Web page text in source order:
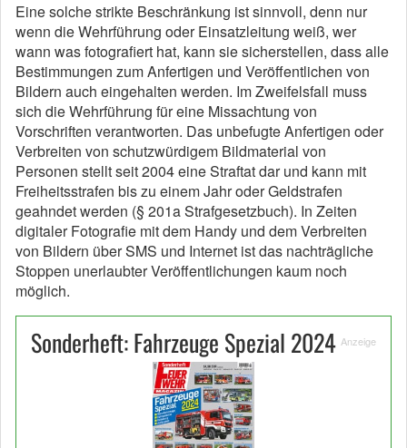
Eine solche strikte Beschränkung ist sinnvoll, denn nur
wenn die Wehrführung oder Einsatzleitung weiß, wer
wann was fotografiert hat, kann sie sicherstellen, dass alle
Bestimmungen zum Anfertigen und Veröffentlichen von
Bildern auch eingehalten werden. Im Zweifelsfall muss
sich die Wehrführung für eine Missachtung von
Vorschriften verantworten. Das unbefugte Anfertigen oder
Verbreiten von schutzwürdigem Bildmaterial von
Personen stellt seit 2004 eine Straftat dar und kann mit
Freiheitsstrafen bis zu einem Jahr oder Geldstrafen
geahndet werden (§ 201a Strafgesetzbuch). In Zeiten
digitaler Fotografie mit dem Handy und dem Verbreiten
von Bildern über SMS und Internet ist das nachträgliche
Stoppen unerlaubter Veröffentlichungen kaum noch
möglich.
Sonderheft: Fahrzeuge Spezial 2024 Anzeige